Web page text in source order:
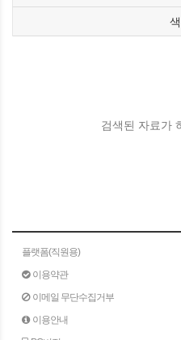
검색된 자료가
플랫폼(직원용)
이용약관
이메일 무단수집거부
이용안내